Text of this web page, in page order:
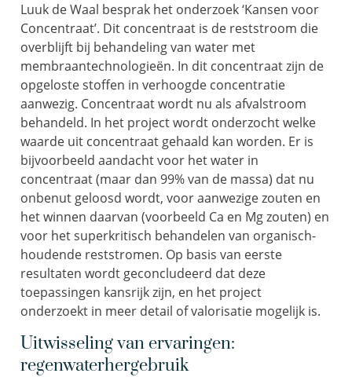
Luuk de Waal besprak het onderzoek ‘Kansen voor
Concentraat’. Dit concentraat is de reststroom die
overblijft bij behandeling van water met
membraantechnologieën. In dit concentraat zijn de
opgeloste stoffen in verhoogde concentratie
aanwezig. Concentraat wordt nu als afvalstroom
behandeld. In het project wordt onderzocht welke
waarde uit concentraat gehaald kan worden. Er is
bijvoorbeeld aandacht voor het water in
concentraat (maar dan 99% van de massa) dat nu
onbenut geloosd wordt, voor aanwezige zouten en
het winnen daarvan (voorbeeld Ca en Mg zouten) en
voor het superkritisch behandelen van organisch-
houdende reststromen. Op basis van eerste
resultaten wordt geconcludeerd dat deze
toepassingen kansrijk zijn, en het project
onderzoekt in meer detail of valorisatie mogelijk is.
Uitwisseling van ervaringen:
regenwaterhergebruik